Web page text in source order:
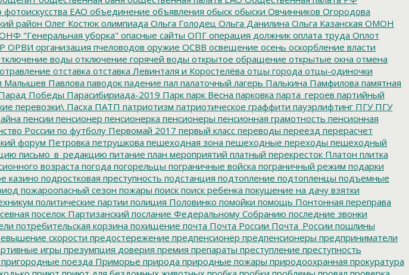
ЕАО объединение объявления обыск обыски Овчинников Огородова
район Олег Костюк олимпиада Ольга Голодец Ольга Данилина Ольга Казанская ОМОН
"Генеральная уборка" опасные сайты ОПГ операция должник оплата труда Оплот
ОРВИ организация пчеловодов оружие ОСВВ освещение осень оскорбление власти
воды отключение горячей воды открытое обращение открытые окна отмена
отравление отставка отставка Левинталя и Коростелёва отцы города отцы-одиночки
Малышев Павлова паводок падение пал палаточный лагерь Палькина Памфилова памятная
Победы Парасибириада-2019 Парк парк Весна парковка парта_героев партийный
перевозки\ Пасха ПАТП патриотизм патриотическое граффити пауэрлифтинг ПГУПГУ
пенсии пенсионер пенсионерка пенсионеры пенсионная грамотность пенсионная
России по футболу Первомай 2017 первый класс переводы переезд перерасчет
форум Петровка петрушкова пешеходная зона пешеходные переходы пешеходный
письмо_в_редакцию питание план мероприятий платный перекресток Платон плитка
возраста погода погорельцы пограничные войска пограничный режим подарки
казино подростковая преступность подстанция подтопление подтопленцы подъемные
пожароопасный сезон пожары поиск поиск ребенка покушение на дачу взятки
политические партии полиция Половинко помойки помощь Понтонная переправа
поселок Партизанский послание Федеральному Собранию последние звонки
потребительская корзина похищение почта Почта России Почта_России пошлины
скорости предостережение предпенсионер предпенсионеры предприниматели
игры презумпция доверия премия препараты преступление преступность
пригородные поезда Приморье природа природные пожары природоохранная прокуратура